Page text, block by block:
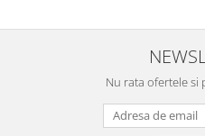
Nu rata ofertele